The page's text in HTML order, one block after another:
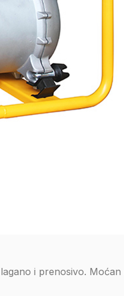
i prenosivo.